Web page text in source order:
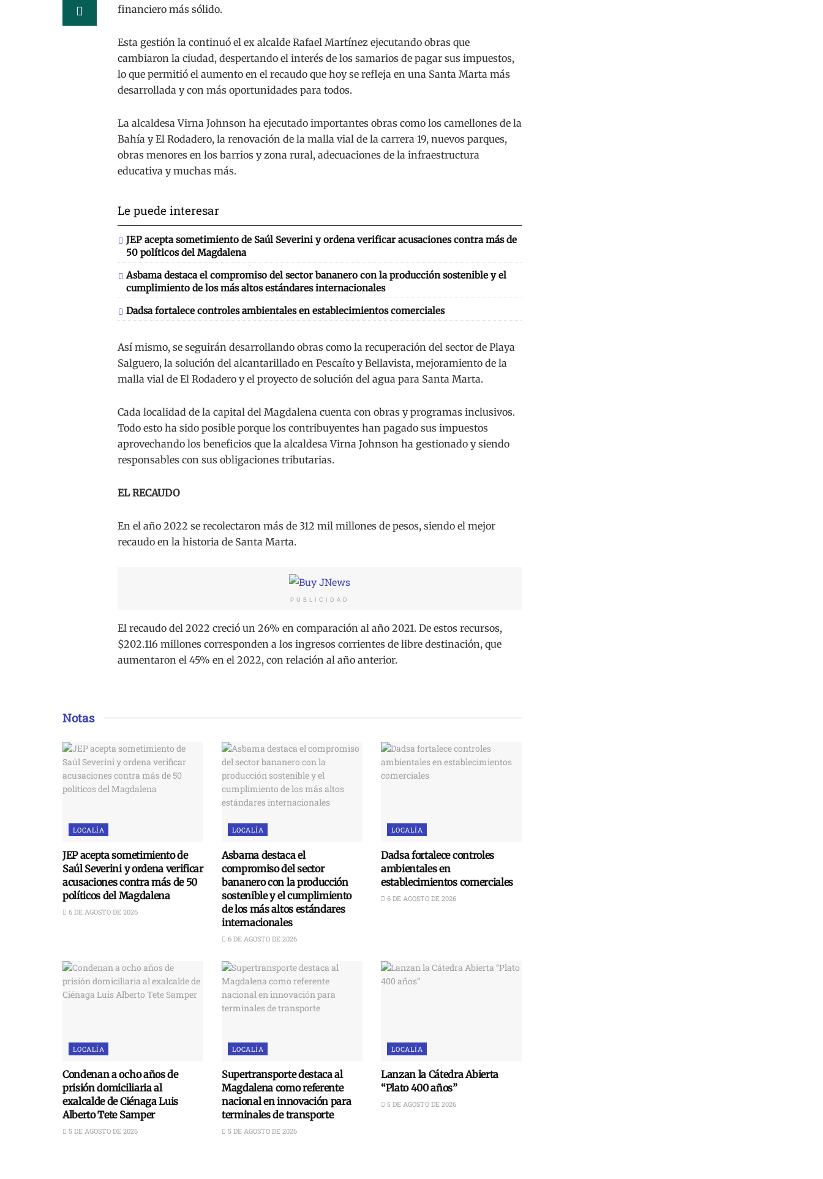
financiero más sólido.
Esta gestión la continuó el ex alcalde Rafael Martínez ejecutando obras que
cambiaron la ciudad, despertando el interés de los samarios de pagar sus impuestos,
lo que permitió el aumento en el recaudo que hoy se refleja en una Santa Marta más
desarrollada y con más oportunidades para todos.
La alcaldesa Virna Johnson ha ejecutado importantes obras como los camellones de la
Bahía y El Rodadero, la renovación de la malla vial de la carrera 19, nuevos parques,
obras menores en los barrios y zona rural, adecuaciones de la infraestructura
educativa y muchas más.
Le puede interesar
JEP acepta sometimiento de Saúl Severini y ordena verificar acusaciones contra más de
50 políticos del Magdalena
Asbama destaca el compromiso del sector bananero con la producción sostenible y el
cumplimiento de los más altos estándares internacionales
Dadsa fortalece controles ambientales en establecimientos comerciales
Así mismo, se seguirán desarrollando obras como la recuperación del sector de Playa
Salguero, la solución del alcantarillado en Pescaíto y Bellavista, mejoramiento de la
malla vial de El Rodadero y el proyecto de solución del agua para Santa Marta.
Cada localidad de la capital del Magdalena cuenta con obras y programas inclusivos.
Todo esto ha sido posible porque los contribuyentes han pagado sus impuestos
aprovechando los beneficios que la alcaldesa Virna Johnson ha gestionado y siendo
responsables con sus obligaciones tributarias.
EL RECAUDO
En el año 2022 se recolectaron más de 312 mil millones de pesos, siendo el mejor
recaudo en la historia de Santa Marta.
PUBLICIDAD
El recaudo del 2022 creció un 26% en comparación al año 2021. De estos recursos,
$202.116 millones corresponden a los ingresos corrientes de libre destinación, que
aumentaron el 45% en el 2022, con relación al año anterior.
Notas
LOCALÍA
JEP acepta sometimiento de
Saúl Severini y ordena verificar
acusaciones contra más de 50
políticos del Magdalena
6 DE AGOSTO DE 2026
LOCALÍA
Asbama destaca el
compromiso del sector
bananero con la producción
sostenible y el cumplimiento
de los más altos estándares
internacionales
6 DE AGOSTO DE 2026
LOCALÍA
Dadsa fortalece controles
ambientales en
establecimientos comerciales
6 DE AGOSTO DE 2026
LOCALÍA
Condenan a ocho años de
prisión domiciliaria al
exalcalde de Ciénaga Luis
Alberto Tete Samper
5 DE AGOSTO DE 2026
LOCALÍA
Supertransporte destaca al
Magdalena como referente
nacional en innovación para
terminales de transporte
5 DE AGOSTO DE 2026
LOCALÍA
Lanzan la Cátedra Abierta
“Plato 400 años”
5 DE AGOSTO DE 2026